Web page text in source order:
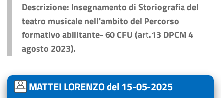
Descrizione: Insegnamento di Storiografia del
teatro musicale nell'ambito del Percorso
formativo abilitante- 60 CFU (art.13 DPCM 4
agosto 2023).
MATTEI LORENZO del 15-05-2025